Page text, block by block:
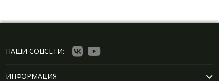
НАШИ СОЦСЕТИ:
ИНФОРМАЦИЯ